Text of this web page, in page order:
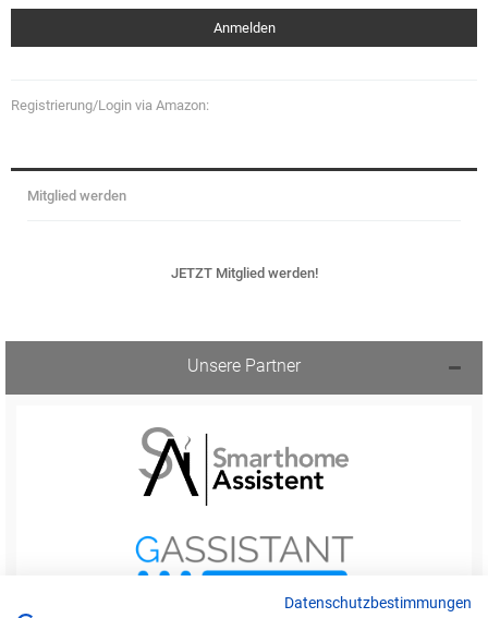
Registrierung/Login via Amazon:
Mitglied werden
JETZT Mitglied werden!
Unsere Partner
Datenschutzbestimmungen